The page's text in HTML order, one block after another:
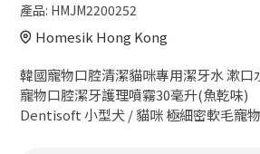
產品: HMJM2200252
Homesik Hong Kong
韓國寵物口腔清潔貓咪專用潔牙水 漱口
寵物口腔潔牙護理噴霧30毫升(魚乾味)
Dentisoft 小型犬 / 貓咪 極細密軟毛寵